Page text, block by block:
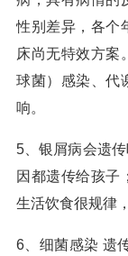
性别差异，各个
床尚无特效方案
球菌）感染、代
响。
5、银屑病会遗
因都遗传给孩子
生活饮食很规律
6、细菌感染 遗